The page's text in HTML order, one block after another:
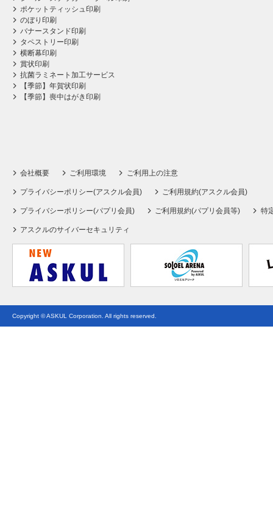
ポケットティッシュ印刷
のぼり印刷
バナースタンド印刷
タペストリー印刷
横断幕印刷
賞状印刷
抗菌ラミネート加工サービス
【季節】年賀状印刷
【季節】喪中はがき印刷
会社概要 ご利用環境 ご利用上の注意
プライバシーポリシー(アスクル会員) ご利用規約(アスクル会員)
プライバシーポリシー(パプリ会員) ご利用規約(パプリ会員等) 特
アスクルのサイバーセキュリティ
Copyright © ASKUL Corporation. All rights reserved.